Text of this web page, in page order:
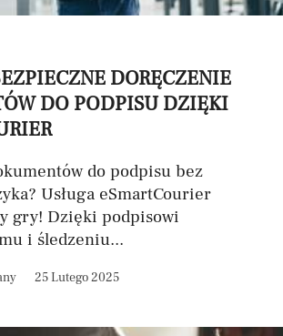
DORĘCZENIE
DO PODPISU DZIĘKI
do podpisu bez
Usługa eSmartCourier
gry! Dzięki podpisowi
i śledzeniu...
25 Lutego 2025